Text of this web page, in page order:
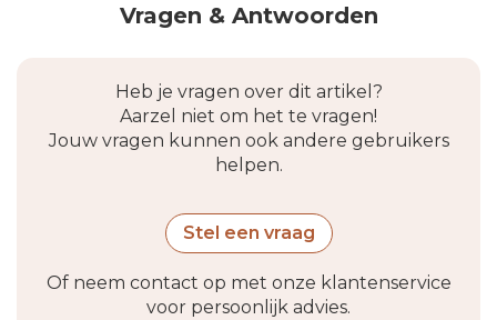
Vragen & Antwoorden
Heb je vragen over dit artikel?
Aarzel niet om het te vragen!
Jouw vragen kunnen ook andere gebruikers
helpen.
Stel een vraag
Of neem contact op met onze klantenservice
voor persoonlijk advies.